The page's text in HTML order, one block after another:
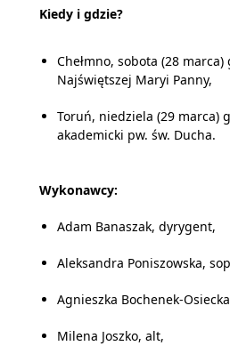
Kiedy i gdzie?
Chełmno, sobota (28 marca)
Najświętszej Maryi Panny,
Toruń, niedziela (29 marca)
akademicki pw. św. Ducha.
Wykonawcy:
Adam Banaszak, dyrygent,
Aleksandra Poniszowska,
Agnieszka Bochenek-
Milena Joszko, alt,